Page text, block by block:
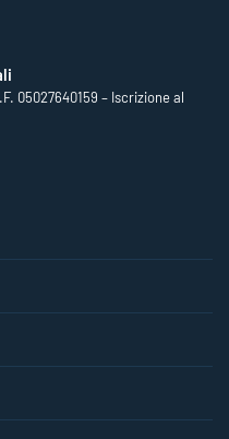
05027640159 – Iscrizione al